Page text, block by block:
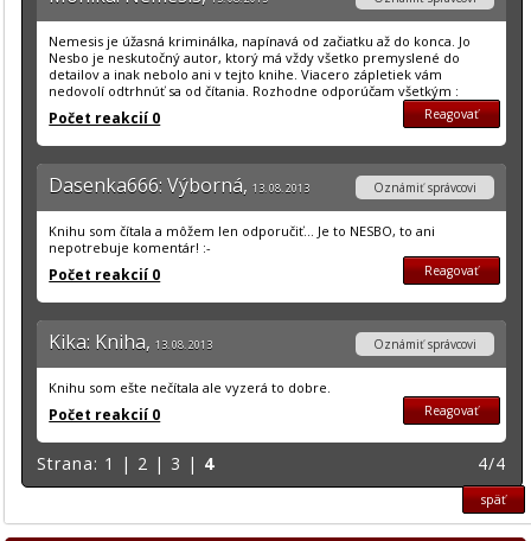
Nemesis je úžasná kriminálka, napínavá od začiatku až do konca. Jo
Nesbo je neskutočný autor, ktorý má vždy všetko premyslené do
detailov a inak nebolo ani v tejto knihe. Viacero zápletiek vám
nedovolí odtrhnúť sa od čítania. Rozhodne odporúčam všetkým :
Počet reakcií 0 Reagovať
Dasenka666: Výborná,13. 08. 2013 Oznámiť správcovi
Knihu som čítala a môžem len odporučiť... Je to NESBO, to ani
nepotrebuje komentár! :-
Počet reakcií 0 Reagovať
Kika: Kniha,13. 08. 2013 Oznámiť správcovi
Knihu som ešte nečítala ale vyzerá to dobre.
Počet reakcií 0 Reagovať
Strana: 1 | 2 | 3 | 4 4/4
späť